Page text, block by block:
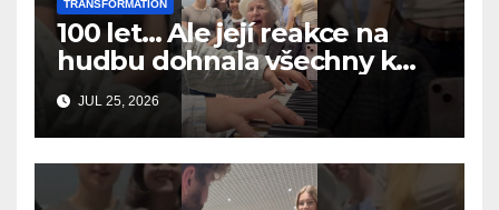
TRANSFORMATION
100 let… Ale její reakce na
hudbu dohnala všechny k
slzám
JUL 25, 2026